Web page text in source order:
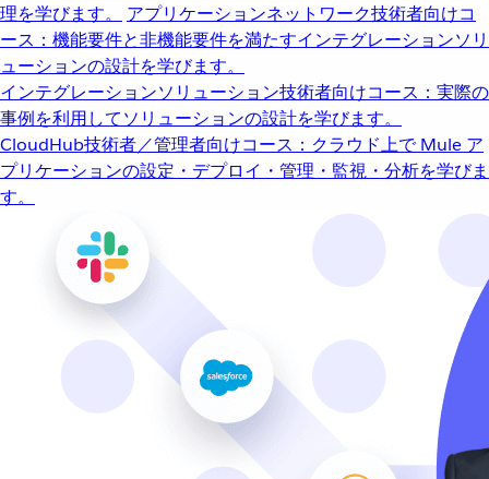
理を学びます。
アプリケーションネットワーク技術者向けコ
ース：機能要件と非機能要件を満たすインテグレーションソリ
ューションの設計を学びます。
インテグレーションソリューション技術者向けコース：実際の
事例を利用してソリューションの設計を学びます。
CloudHub技術者／管理者向けコース：クラウド上で Mule ア
プリケーションの設定・デプロイ・管理・監視・分析を学びま
す。